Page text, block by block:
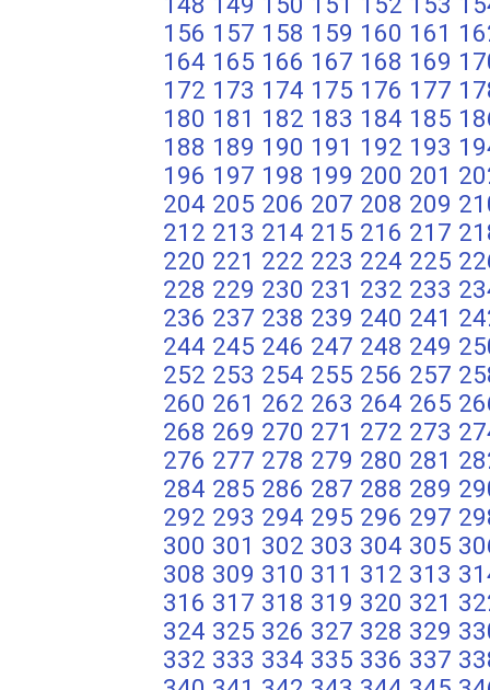
156 157 158 159 160 161
164 165 166 167 168 169
172 173 174 175 176 177
180 181 182 183 184 185
188 189 190 191 192 193
196 197 198 199 200 201
204 205 206 207 208 209
212 213 214 215 216 217
220 221 222 223 224 225
228 229 230 231 232 233
236 237 238 239 240 241
244 245 246 247 248 249
252 253 254 255 256 257
260 261 262 263 264 265
268 269 270 271 272 273
276 277 278 279 280 281
284 285 286 287 288 289
292 293 294 295 296 297
300 301 302 303 304 305
308 309 310 311 312 313
316 317 318 319 320 321
324 325 326 327 328 329
332 333 334 335 336 337